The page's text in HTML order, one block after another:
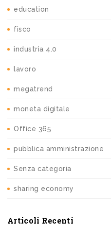
education
fisco
industria 4.0
lavoro
megatrend
moneta digitale
Office 365
pubblica amministrazione
Senza categoria
sharing economy
Articoli Recenti